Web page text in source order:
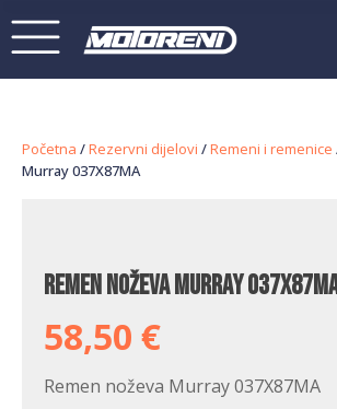
Početna /Rezervni dijelovi /Remeni i remenice
Murray 037X87MA
Remen noževa Murray
58,50 €
Remen noževa Murray 037X87MA